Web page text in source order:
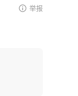
举报